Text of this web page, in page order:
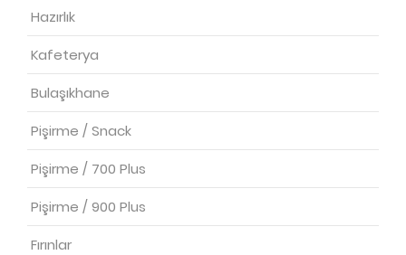
Hazırlık
Kafeterya
Bulaşıkhane
Pişirme / Snack
Pişirme / 700 Plus
Pişirme / 900 Plus
Fırınlar